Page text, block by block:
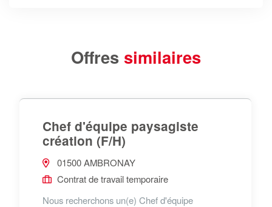
Offres similaires
Chef d'équipe paysagiste
création (F/H)
01500 AMBRONAY
Contrat de travail temporaire
Nous recherchons un(e) Chef d'équipe